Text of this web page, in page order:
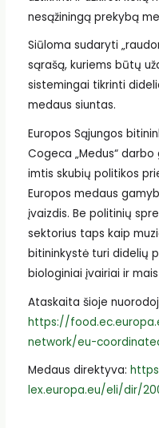
nesąžiningą prekybą
Siūloma sudaryti
sąrašą, kuriems būtų
sistemingai tikrinti
medaus siuntas.
Europos Sąjungos
Cogeca „Medus“
imtis skubių politikos
Europos medaus
įvaizdis. Be politinių
sektorius taps kaip
bitininkystė turi didelių
biologiniai įvairiai ir
Ataskaita šioje
https://
network/eu-
Medaus direktyva:
lex.europa.eu/eli/dir/